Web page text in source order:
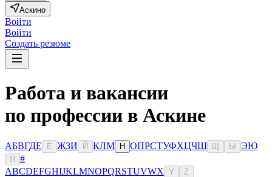
Аскино
Войти
Войти
Создать резюме
Работа и вакансии
по профессии в Аскине
АБВГДЕ Ё ЖЗИ Й КЛМ Н ОПРСТУФХЦЧШ Ы ЭЮ
Я
#
ABCDEFGHIJKLMNOPQRSTUVWX Y Z